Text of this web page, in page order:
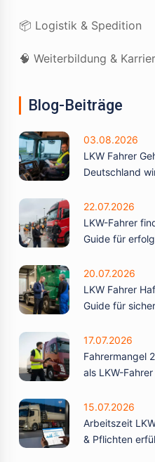
📦 Logistik & Spedition
🧠 Weiterbildung &
Blog-Beiträge
03.08.2026
LKW Fahrer
Deutschland
22.07.2026
LKW-Fahrer
Guide für
20.07.2026
LKW Fahrer
Guide für
17.07.2026
Fahrermangel
als LKW-
15.07.2026
Arbeitszeit
& Pflichten